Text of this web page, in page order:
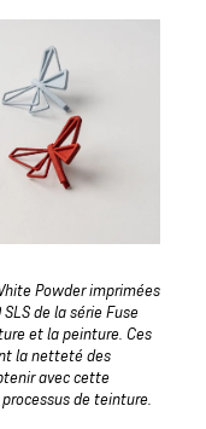
Powder imprimées
de la série Fuse
et la peinture. Ces
la netteté des
avec cette
de teinture.